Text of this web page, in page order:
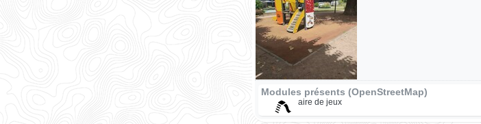
Modules présents (OpenStreetMap)
aire de jeux